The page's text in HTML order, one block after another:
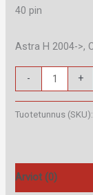
40 pin
Astra H 2004->,
-
AS-
28B
+
Tuotetunnus (SKU):
Arviot (0)